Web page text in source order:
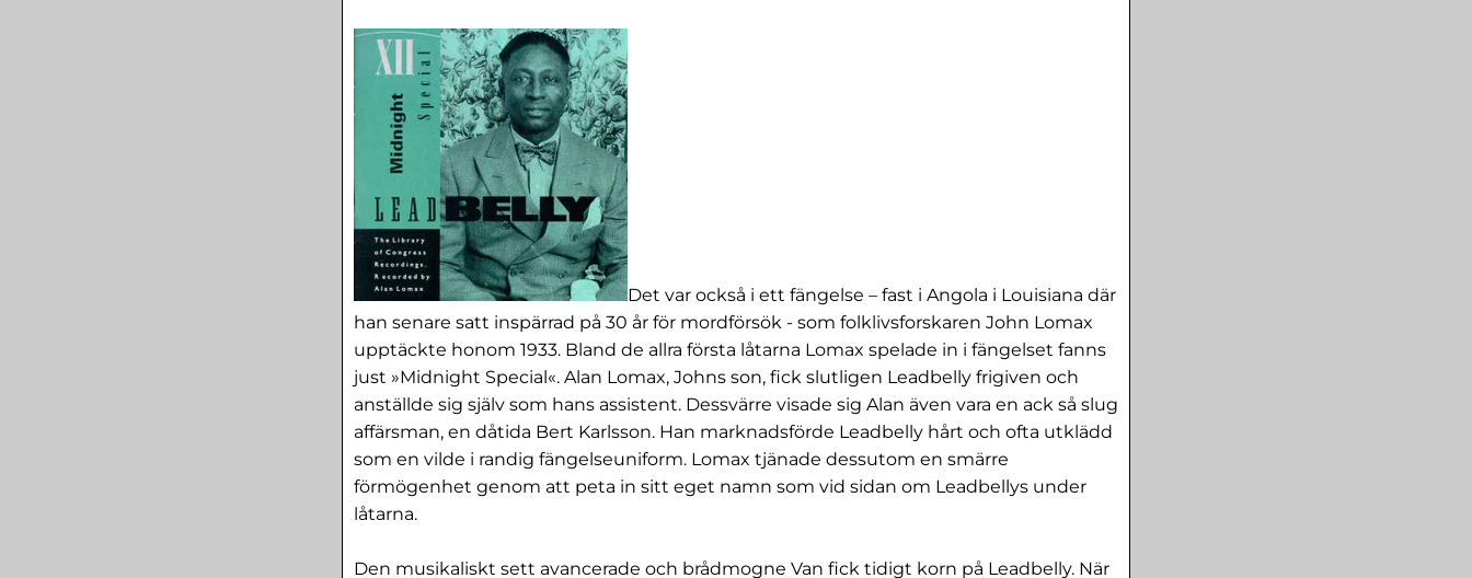
Det var också i ett fängelse – fast i Angola i Louisiana där
han senare satt inspärrad på 30 år för mordförsök - som folklivsforskaren John Lomax
upptäckte honom 1933. Bland de allra första låtarna Lomax spelade in i fängelset fanns
just »Midnight Special«. Alan Lomax, Johns son, fick slutligen Leadbelly frigiven och
anställde sig själv som hans assistent. Dessvärre visade sig Alan även vara en ack så slug
affärsman, en dåtida Bert Karlsson. Han marknadsförde Leadbelly hårt och ofta utklädd
som en vilde i randig fängelseuniform. Lomax tjänade dessutom en smärre
förmögenhet genom att peta in sitt eget namn som vid sidan om Leadbellys under
låtarna.
Den musikaliskt sett avancerade och brådmogne Van fick tidigt korn på Leadbelly. När